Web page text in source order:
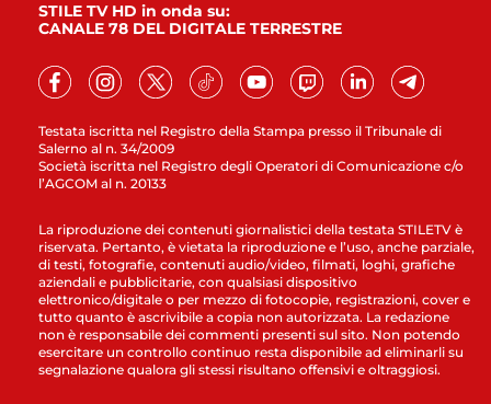
Testata iscritta nel Registro della Stampa presso il Tribunale di
Salerno al n. 34/2009
Società iscritta nel Registro degli Operatori di Comunicazione c/o
l’AGCOM al n. 20133
STILE TV HD in onda su:
CANALE 78 DEL DIGITALE TERRESTRE
La riproduzione dei contenuti giornalistici della testata STILETV è
riservata. Pertanto, è vietata la riproduzione e l’uso, anche parziale,
di testi, fotografie, contenuti audio/video, filmati, loghi, grafiche
aziendali e pubblicitarie, con qualsiasi dispositivo
elettronico/digitale o per mezzo di fotocopie, registrazioni, cover e
tutto quanto è ascrivibile a copia non autorizzata. La redazione
non è responsabile dei commenti presenti sul sito. Non potendo
esercitare un controllo continuo resta disponibile ad eliminarli su
segnalazione qualora gli stessi risultano offensivi e oltraggiosi.